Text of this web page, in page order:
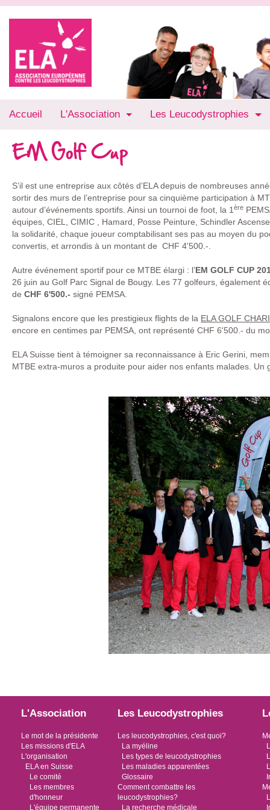
Accueil L'Association Les Leucodystrophies
EM Golf Cup
S’il est une entreprise aux côtés d’ELA depuis de nombreuses
sortir des murs de l’entreprise pour sa cinquième participation à
autour d’événements sportifs. Ainsi un tournoi de foot, la 1 ère
équipes, CIEL, CIMIC , Hamard, Posse Peinture, Schindler
la solidarité, chaque joueur comptabilisant ses pas au moyen du
convertis, et arrondis à un montant de CHF 4'500.-.
Autre événement sportif pour ce MTBE élargi : l’EM GOLF CUP
26 juin au Golf Parc Signal de Bougy. Les 77 golfeurs, également
de CHF 6'500.- signé PEMSA.
Signalons encore que les prestigieux flights de la ELA GOLF
encore en centimes par PEMSA, ont représenté CHF 6'500.- du
ELA Suisse tient à témoigner sa reconnaissance à Eric Gerini,
MTBE extra-muros a produite pour aider nos enfants malades. Un
L'Association
Le mot de la présidente
Les missions d'ELA
L'organisation
ELA en Suisse
Le comité
Les membres
d'honneur
L'équipe permanente
Les Leucodystrophies
Les leucodystrophies, c'est quoi?
La myéline
Les types de leucodystrophies
Les maladies apparentées
Glossaire
Comment combattre les
leucodystrophies?
La recherche médicale